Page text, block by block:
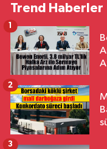
Trend Haberler
1
2
3